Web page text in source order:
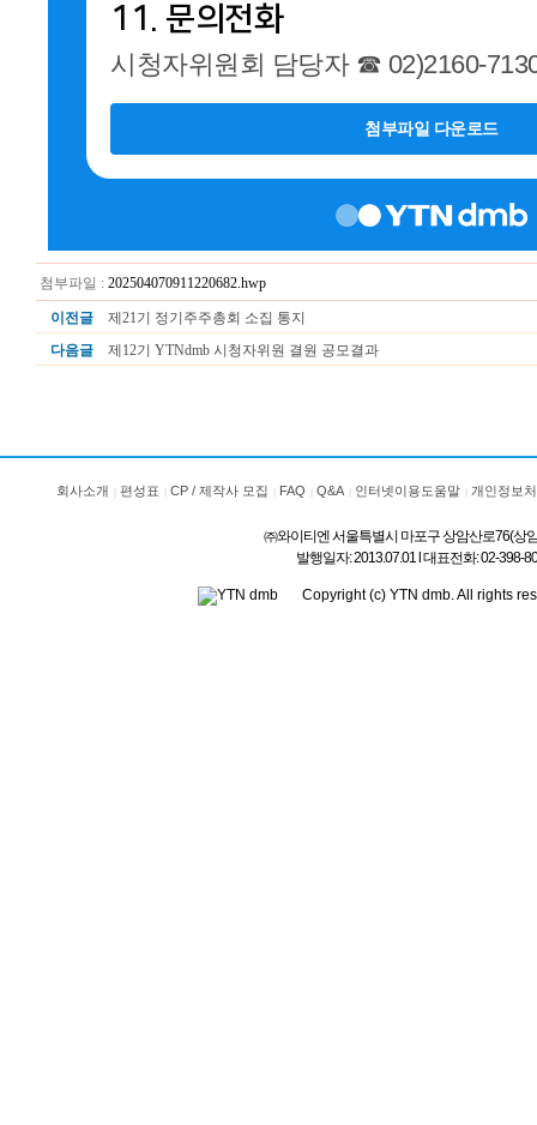
11. 문의전화
시청자위원회 담당자 ☎ 02)2160-
첨부파일 다운로드
첨부파일 : 202504070911220682.hwp
이전글
제21기 정기주주총회 소집 통지
다음글
제12기 YTNdmb 시청자위원 결원 공모결과
회사소개 편성표 CP / 제작사 모집 FAQ Q&A 인터넷이용도움말 개인정보
㈜와이티엔 서울특별시 마포구 상암산로76(상
발행일자: 2013.07.01 l 대표전화: 02-398-
Copyright (c) YTN dmb. All rights